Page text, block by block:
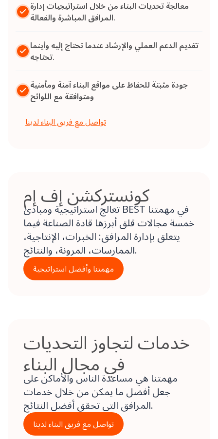
معالجة تحديات البناء من خلال استراتيجيات إدارة
المرافق المباشرة والفعالة.
تقديم الدعم العملي والإرشاد عندما تحتاج إليه وأينما
تحتاجه.
جودة مثبتة للحفاظ على مواقع البناء آمنة ومأمنية
ومتوافقة مع اللوائح
تواصل مع فريق البناء لدينا
كونستركشن إف إم
تعالج استراتيجية ومبادئ BEST في مهمتنا
خمسة مجالات قلق أبرزها قادة الصناعة فيما
يتعلق بإدارة المرافق: الخبرات، الإنتاجية،
الممارسات، المرونة، والنتائج.
مهمتنا وأفضل استراتيجية
خدمات لتجاوز التحديات
في مجال البناء
مهمتنا هي مساعدة الناس والأماكن على
جعل أفضل ما يمكن من خلال خدمات
المرافق التي تحقق أفضل النتائج.
تواصل مع فريق البناء لدينا